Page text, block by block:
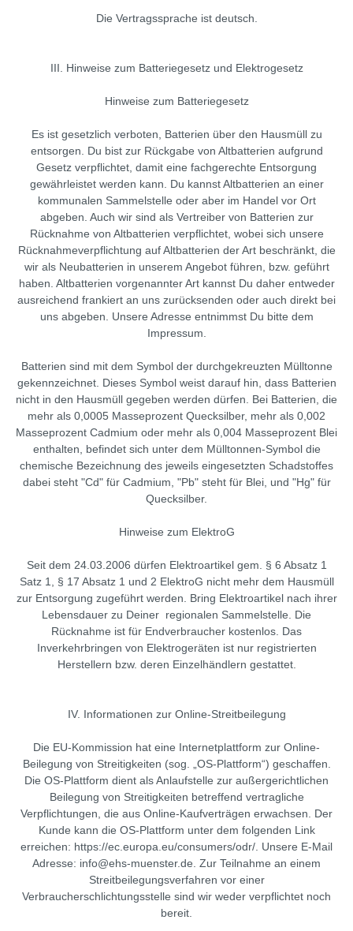
Die Vertragssprache ist deutsch.
III. Hinweise zum Batteriegesetz und Elektrogesetz
Hinweise zum Batteriegesetz
Es ist gesetzlich verboten, Batterien über den Hausmüll zu
entsorgen. Du bist zur Rückgabe von Altbatterien aufgrund
Gesetz verpflichtet, damit eine fachgerechte Entsorgung
gewährleistet werden kann. Du kannst Altbatterien an einer
kommunalen Sammelstelle oder aber im Handel vor Ort
abgeben. Auch wir sind als Vertreiber von Batterien zur
Rücknahme von Altbatterien verpflichtet, wobei sich unsere
Rücknahmeverpflichtung auf Altbatterien der Art beschränkt, die
wir als Neubatterien in unserem Angebot führen, bzw. geführt
haben. Altbatterien vorgenannter Art kannst Du daher entweder
ausreichend frankiert an uns zurücksenden oder auch direkt bei
uns abgeben. Unsere Adresse entnimmst Du bitte dem
Impressum.
Batterien sind mit dem Symbol der durchgekreuzten Mülltonne
gekennzeichnet. Dieses Symbol weist darauf hin, dass Batterien
nicht in den Hausmüll gegeben werden dürfen. Bei Batterien, die
mehr als 0,0005 Masseprozent Quecksilber, mehr als 0,002
Masseprozent Cadmium oder mehr als 0,004 Masseprozent Blei
enthalten, befindet sich unter dem Mülltonnen-Symbol die
chemische Bezeichnung des jeweils eingesetzten Schadstoffes
dabei steht "Cd" für Cadmium, "Pb" steht für Blei, und "Hg" für
Quecksilber.
Hinweise zum ElektroG
Seit dem 24.03.2006 dürfen Elektroartikel gem. § 6 Absatz 1
Satz 1, § 17 Absatz 1 und 2 ElektroG nicht mehr dem Hausmüll
zur Entsorgung zugeführt werden. Bring Elektroartikel nach ihrer
Lebensdauer zu Deiner regionalen Sammelstelle. Die
Rücknahme ist für Endverbraucher kostenlos. Das
Inverkehrbringen von Elektrogeräten ist nur registrierten
Herstellern bzw. deren Einzelhändlern gestattet.
IV. Informationen zur Online-Streitbeilegung
Die EU-Kommission hat eine Internetplattform zur Online-
Beilegung von Streitigkeiten (sog. „OS-Plattform“) geschaffen.
Die OS-Plattform dient als Anlaufstelle zur außergerichtlichen
Beilegung von Streitigkeiten betreffend vertragliche
Verpflichtungen, die aus Online-Kaufverträgen erwachsen. Der
Kunde kann die OS-Plattform unter dem folgenden Link
erreichen: https://ec.europa.eu/consumers/odr/. Unsere E-Mail
Adresse: info@ehs-muenster.de. Zur Teilnahme an einem
Streitbeilegungsverfahren vor einer
Verbraucherschlichtungsstelle sind wir weder verpflichtet noch
bereit.